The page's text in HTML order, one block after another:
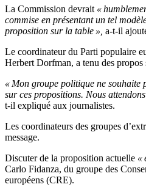
La Commission devrait «
commise en présentant un tel
proposition sur la table », a-t-il
Le coordinateur du Parti populaire
Herbert Dorfman, a tenu des propos
« Mon groupe politique ne
sur ces propositions. Nous
t-il expliqué aux journalistes.
Les coordinateurs des groupes
message.
Discuter de la proposition actuelle «
Carlo Fidanza, du groupe des
européens (CRE).